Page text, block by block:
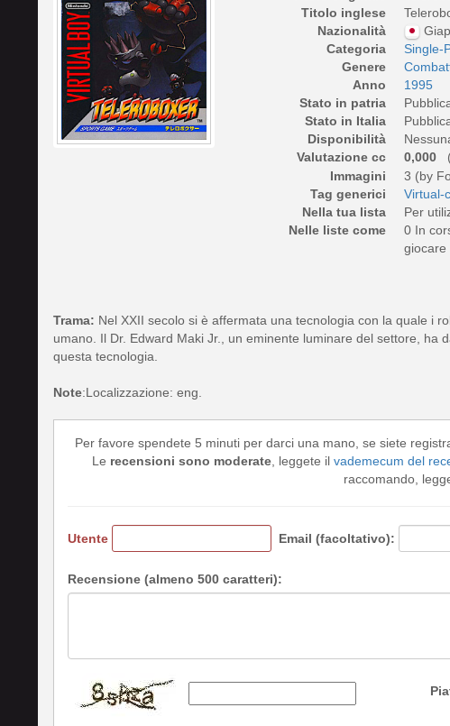
Titolo inglese
Nazionalità
Categoria
Single-
Genere
Anno
1995
Stato in patria
Stato in Italia
Disponibilità
Valutazione cc
0,000
Immagini
3 (by
Tag generici
Virtual-
Nella tua lista
Per
Nelle liste come
0 In
giocare
Trama: Nel XXII secolo si è affermata una tecnologia con la quale i
umano. Il Dr. Edward Maki Jr., un eminente luminare del settore, ha
questa tecnologia.
Note:Localizzazione: eng.
Per favore spendete 5 minuti per darci una mano, se siete
Le recensioni sono moderate , leggete il vademecum del
raccomando,
Utente Email (facoltativo):
Recensione (almeno 500 caratteri):